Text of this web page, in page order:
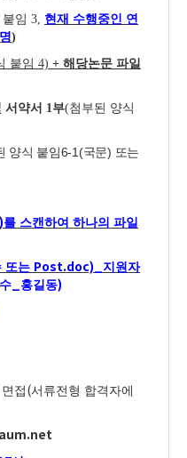
임 3, 현재 수행중인 연
)
붙임 4) + 해당논문 파일
서약서 1부(첨부된 양식
양식 붙임6-1(국문) 또는
)를 스캔하여 하나의 파일
또는 Post.doc)_
지원자
홍길동)
접(서류전형 합격자에